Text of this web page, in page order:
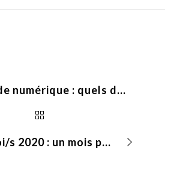
« Monde numérique : quels droits ? » Le Défenseur des droits, en collaboration avec la CNIL et l’Hadopi, publie un 11e chapitre pour Educadroit
Cybermoi/s 2020 : un mois pour se protéger du chantage numérique